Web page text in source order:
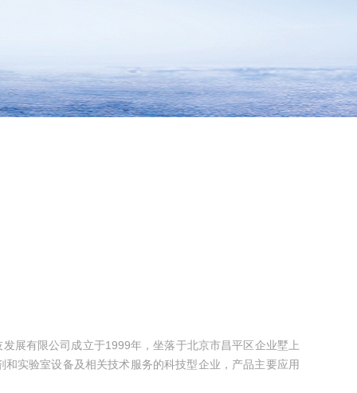
展有限公司成立于1999年，坐落于北京市昌平区企业墅上
实验室设备及相关技术服务的科技型企业，产品主要应用